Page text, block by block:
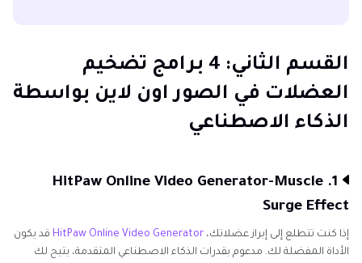
القسم الثاني: 4 برامج تضخيم
العضلات في الصور اون لاين بواسطة
الذكاء الاصطناعي
1. HitPaw Online Video Generator-Muscle
Surge Effect
إذا كنت تتطلع إلى إبراز عضلاتك، HitPaw Online Video Generator قد يكون
الأداة المفضلة لك. مدعوم بقدرات الذكاء الاصطناعي المتقدمة، يتيح لك